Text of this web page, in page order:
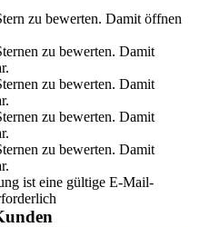
zu bewerten. Damit öffnen
zu bewerten. Damit
zu bewerten. Damit
zu bewerten. Damit
zu bewerten. Damit
ist eine gültige E-Mail-